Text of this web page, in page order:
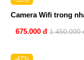
Camera Wifi trong
675.000 đ 1.450.000